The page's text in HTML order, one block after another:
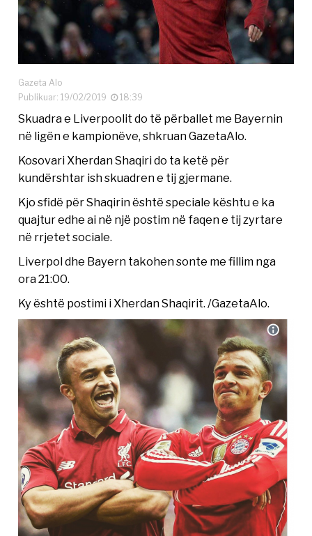
Gazeta Alo
Publikuar: 19/02/2019
18:39
Skuadra e Liverpoolit do të përballet me Bayernin
në ligën e kampionëve, shkruan GazetaAlo.
Kosovari Xherdan Shaqiri do ta ketë për
kundërshtar ish skuadren e tij gjermane.
Kjo sfidë për Shaqirin është speciale kështu e ka
quajtur edhe ai në një postim në faqen e tij zyrtare
në rrjetet sociale.
Liverpol dhe Bayern takohen sonte me fillim nga
ora 21:00.
Ky është postimi i Xherdan Shaqirit. /GazetaAlo.